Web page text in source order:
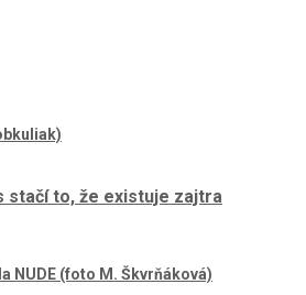
stačí to, že existuje zajtra